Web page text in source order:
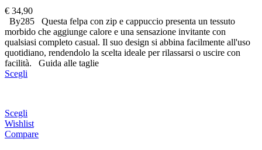
€ 34,90
By285 Questa felpa con zip e cappuccio presenta un tessuto
morbido che aggiunge calore e una sensazione invitante con
qualsiasi completo casual. Il suo design si abbina facilmente all'uso
quotidiano, rendendolo la scelta ideale per rilassarsi o uscire con
facilità. Guida alle taglie
Scegli
Scegli
Wishlist
Compare